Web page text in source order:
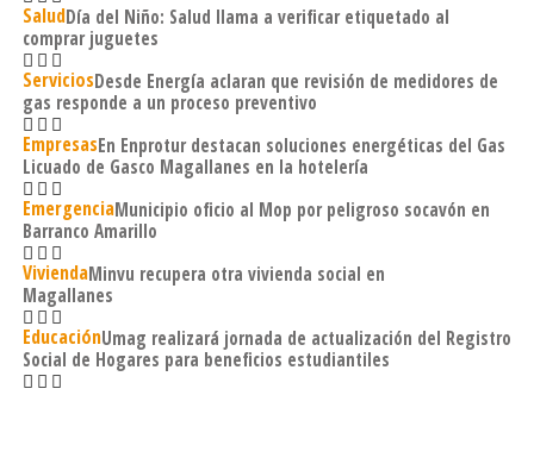
SaludDía del Niño: Salud llama a verificar etiquetado al
comprar juguetes
ServiciosDesde Energía aclaran que revisión de medidores de
gas responde a un proceso preventivo
EmpresasEn Enprotur destacan soluciones energéticas del Gas
Licuado de Gasco Magallanes en la hotelería
EmergenciaMunicipio oficio al Mop por peligroso socavón en
Barranco Amarillo
ViviendaMinvu recupera otra vivienda social en
Magallanes
EducaciónUmag realizará jornada de actualización del Registro
Social de Hogares para beneficios estudiantiles